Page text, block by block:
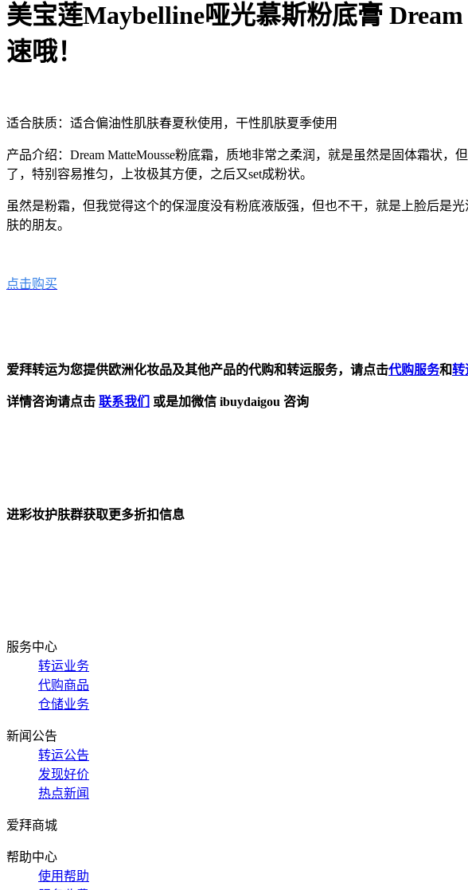
美宝莲Maybelline哑光慕斯粉底膏
速哦！
适合肤质：适合偏油性肌肤春夏秋使用，干性肌肤夏季使用
产品介绍： Dream MatteMousse粉底霜，质地非常之柔润，就是虽然是固体霜状
了，特别容易推匀，上妆极其方便，之后又set成粉状。
虽然是粉霜，但我觉得这个的保湿度没有粉底液版强，但也不干，就是上脸后是
肤的朋友。
点击购买
爱拜转运为您提供欧洲化妆品及其他产品的代购和转运服务，请点击代购服务和转
详情咨询请点击 联系我们 或是加微信 ibuydaigou 咨询
进彩妆护肤群获取更多折扣信息
服务中心
转运业务
代购商品
仓储业务
新闻公告
转运公告
发现好价
热点新闻
爱拜商城
帮助中心
使用帮助